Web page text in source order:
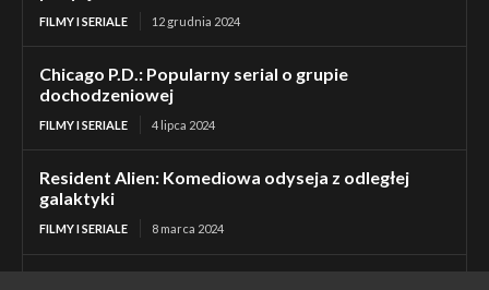
FILMY I SERIALE 12 grudnia 2024
Chicago P.D.: Popularny serial o grupie
dochodzeniowej
FILMY I SERIALE 4 lipca 2024
Resident Alien: Komediowa odyseja z odległej
galaktyki
FILMY I SERIALE 8 marca 2024